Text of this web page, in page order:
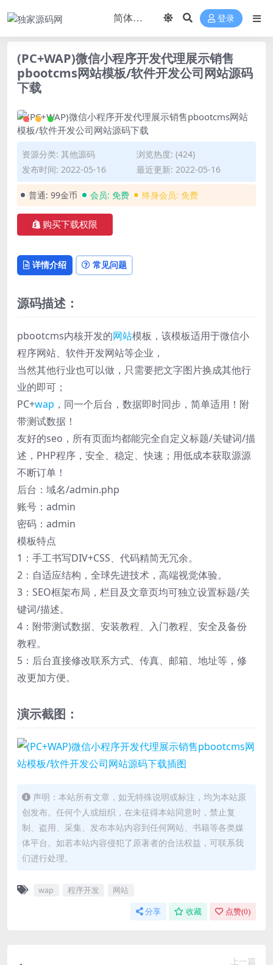
登录
(PC+WAP)微信小程序开发代理展示销售
pbootcms网站模板/软件开发公司网站源码
下载
资源分类: 其他源码
浏览热度: (424)
发布时间: 2022-05-16
最近更新: 2022-05-16
普通: 99金币 会员: 免费 终身会员: 免费
购买下载权限
详情介绍 常见问题
源码描述：
pbootcms内核开发的网站模板，该模板适用于微信小
程序网站、软件开发网站等企业，
当然其他行业也可以做，只需要把文字图片换成其他行
业的即可；
PC+wap ，同一个后台，数据即时同步，简单适用！附
带测试数据！
友好的seo，所有页面均都能完全自定义标题/关键词/描
述，PHP程序，安全、稳定、快速；用低成本获取源源
不断订单！
后台：域名/admin.php
账号：admin
密码：admin
模板特点
1：手工书写DIV+CSS、代码精简无冗余。
2：自适应结构，全球先进技术，高端视觉体验。
3：SEO框架布局，栏目及文章页均可独立设置标题/关
键词/描述。
4：附带测试数据、安装教程、入门教程、安全及备份
教程。
5：后台直接修改联系方式、传真、邮箱、地址等，修
改更加方便。
演示截图：
声明：本站所有文章，如无特殊说明或标注，均为本站原
创发布。任何个人或组织，在未征得本站同意时，禁止复
制、盗用、采集、发布本站内容到任何网站、书籍等各类媒
体平台。如若本站内容侵犯了原著者的合法权益，可联系我
们进行处理。
wap 程序开发 网站
分享 收藏 点赞(0)
上一篇